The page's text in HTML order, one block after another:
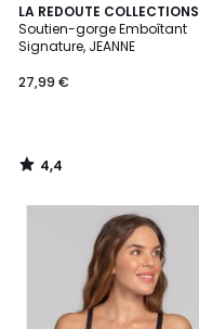
LA REDOUTE COLLECTIONS
Soutien-gorge Emboîtant
Signature, JEANNE
27,99 €
4,4
/ 5
4,4
/